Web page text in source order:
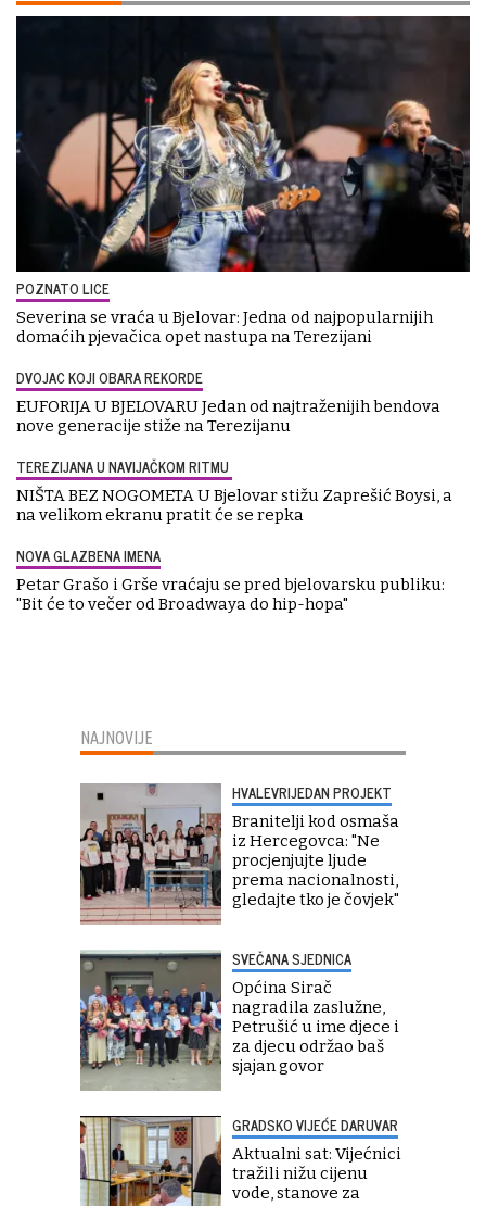
POZNATO LICE
Severina se vraća u Bjelovar: Jedna od najpopularnijih
domaćih pjevačica opet nastupa na Terezijani
DVOJAC KOJI OBARA REKORDE
EUFORIJA U BJELOVARU Jedan od najtraženijih bendova
nove generacije stiže na Terezijanu
TEREZIJANA U NAVIJAČKOM RITMU
NIŠTA BEZ NOGOMETA U Bjelovar stižu Zaprešić Boysi, a
na velikom ekranu pratit će se repka
NOVA GLAZBENA IMENA
Petar Grašo i Grše vraćaju se pred bjelovarsku publiku:
"Bit će to večer od Broadwaya do hip-hopa"
NAJNOVIJE
HVALEVRIJEDAN PROJEKT
Branitelji kod osmaša
iz Hercegovca: "Ne
procjenjujte ljude
prema nacionalnosti,
gledajte tko je čovjek"
SVEČANA SJEDNICA
Općina Sirač
nagradila zaslužne,
Petrušić u ime djece i
za djecu održao baš
sjajan govor
GRADSKO VIJEĆE DARUVAR
Aktualni sat: Vijećnici
tražili nižu cijenu
vode, stanove za